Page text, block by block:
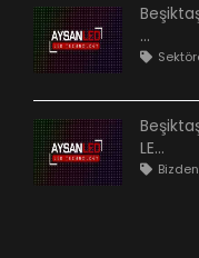
...
LE...